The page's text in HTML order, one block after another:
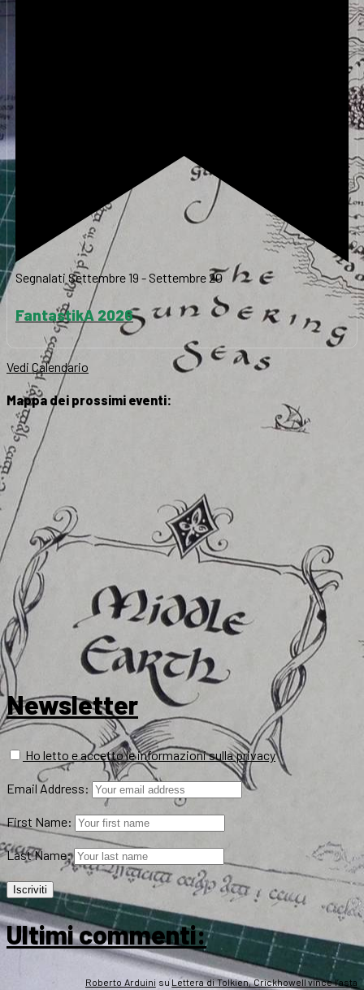
Segnalati Settembre 19 - Settembre 20
FantastikA 2026
Vedi Calendario
Mappa dei prossimi eventi:
Newsletter
Ho letto e accetto le informazioni sulla privacy
Email Address:
First Name:
Last Name:
Ultimi commenti:
Roberto Arduini su Lettera di Tolkien, Crickhowell vince l’asta